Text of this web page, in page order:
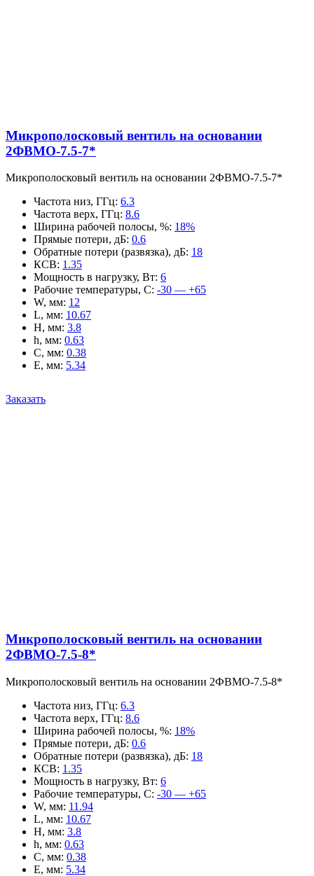
Микрополосковый вентиль на основании
2ФВМO-7.5-7*
Микрополосковый вентиль на основании 2ФВМO-7.5-7*
Частота низ, ГГц: 6.3
Частота верх, ГГц: 8.6
Ширина рабочей полосы, %: 18%
Прямые потери, дБ: 0.6
Обратные потери (развязка), дБ: 18
КСВ: 1.35
Мощность в нагрузку, Вт: 6
Рабочие температуры, С: -30 — +65
W, мм: 12
L, мм: 10.67
H, мм: 3.8
h, мм: 0.63
C, мм: 0.38
E, мм: 5.34
Заказать
Микрополосковый вентиль на основании
2ФВМO-7.5-8*
Микрополосковый вентиль на основании 2ФВМO-7.5-8*
Частота низ, ГГц: 6.3
Частота верх, ГГц: 8.6
Ширина рабочей полосы, %: 18%
Прямые потери, дБ: 0.6
Обратные потери (развязка), дБ: 18
КСВ: 1.35
Мощность в нагрузку, Вт: 6
Рабочие температуры, С: -30 — +65
W, мм: 11.94
L, мм: 10.67
H, мм: 3.8
h, мм: 0.63
C, мм: 0.38
E, мм: 5.34